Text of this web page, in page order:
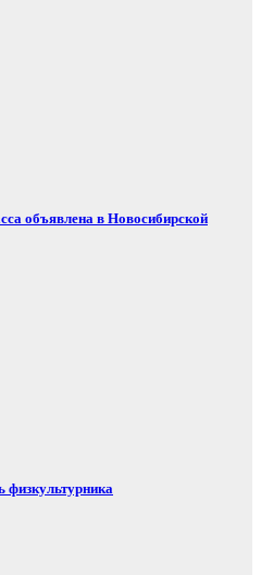
объявлена в Новосибирской
физкультурника